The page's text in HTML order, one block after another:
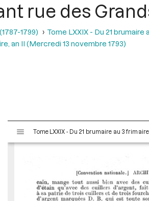
rue des
1799)
Tome LXXIX - Du 21 brumaire
an II (Mercredi 13 novembre 1793)
s
Tome LXXIX - Du 21 brumaire au 3